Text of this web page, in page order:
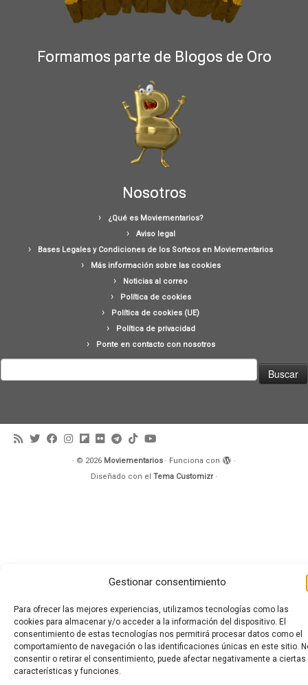
Gestionar consentimiento
Para ofrecer las mejores experiencias, utilizamos tecnologías como las
cookies para almacenar y/o acceder a la información del dispositivo. El
consentimiento de estas tecnologías nos permitirá procesar datos como el
comportamiento de navegación o las identificaciones únicas en este sitio.
consentir o retirar el consentimiento, puede afectar negativamente a ciertas
características y funciones.
Formamos parte de Blogos de Oro
Nosotros
¿Qué es Moviementarios?
Aviso legal
Bases Legales y Condiciones de los Sorteos en Moviementarios
Más información sobre las cookies
Noticias al correo
Política de cookies
Política de cookies (UE)
Política de privacidad
Ponte en contacto con nosotros
· © 2026 Moviementarios · Funciona con
·
Diseñado con el Tema Customizr·